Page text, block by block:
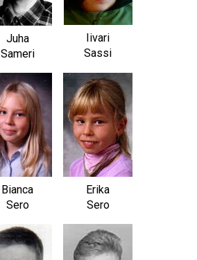
Juha
Sameri
Iivari
Sassi
Bianca
Sero
Erika
Sero